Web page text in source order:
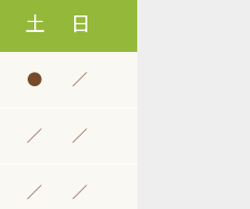
土
日
● ／
／ ／
／ ／